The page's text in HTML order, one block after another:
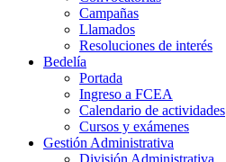
Campañas
Llamados
Resoluciones de interés
Bedelía
Portada
Ingreso a FCEA
Calendario de actividades
Cursos y exámenes
Gestión Administrativa
División Administrativa